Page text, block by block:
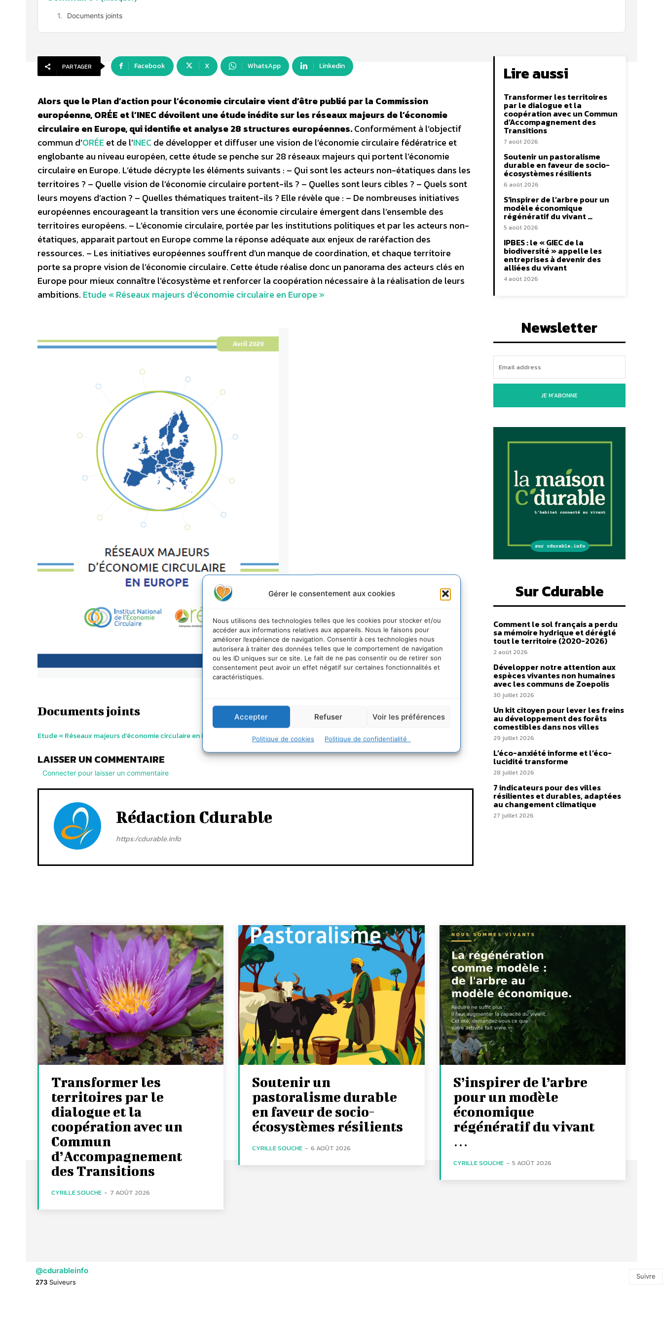
Gérer le consentement aux cookies
Nous utilisons des technologies telles que les cookies pour stocker et/ou
accéder aux informations relatives aux appareils. Nous le faisons pour
améliorer l’expérience de navigation. Consentir à ces technologies nous
autorisera à traiter des données telles que le comportement de navigation
ou les ID uniques sur ce site. Le fait de ne pas consentir ou de retirer son
consentement peut avoir un effet négatif sur certaines fonctionnalités et
caractéristiques.
Accepter Refuser Voir les préférences
Politique de cookies Politique de confidentialité
Documents joints
PARTAGER Facebook X WhatsApp Linkedin
Alors que le Plan d’action pour l’économie circulaire vient d’être publié par la Commission
européenne, ORÉE et l’INEC dévoilent une étude inédite sur les réseaux majeurs de l’économie
circulaire en Europe, qui identifie et analyse 28 structures européennes.Conformément à l’objectif
commun d’ORÉE et de l’INEC de développer et diffuser une vision de l’économie circulaire fédératrice et
englobante au niveau européen, cette étude se penche sur 28 réseaux majeurs qui portent l’économie
circulaire en Europe. L’étude décrypte les éléments suivants : – Qui sont les acteurs non-étatiques dans les
territoires ? – Quelle vision de l’économie circulaire portent-ils ? – Quelles sont leurs cibles ? – Quels sont
leurs moyens d’action ? – Quelles thématiques traitent-ils ? Elle révèle que : – De nombreuses initiatives
européennes encourageant la transition vers une économie circulaire émergent dans l’ensemble des
territoires européens. – L’économie circulaire, portée par les institutions politiques et par les acteurs non-
étatiques, apparait partout en Europe comme la réponse adéquate aux enjeux de raréfaction des
ressources. – Les initiatives européennes souffrent d’un manque de coordination, et chaque territoire
porte sa propre vision de l’économie circulaire. Cette étude réalise donc un panorama des acteurs clés en
Europe pour mieux connaître l’écosystème et renforcer la coopération nécessaire à la réalisation de leurs
ambitions. Etude « Réseaux majeurs d’économie circulaire en Europe »
Documents joints
Etude « Réseaux majeurs d’économie circulaire en Europe »
LAISSER UN COMMENTAIRE
Connecter pour laisser un commentaire
Rédaction Cdurable
https:/cdurable.info
Lire aussi
Transformer les territoires
par le dialogue et la
coopération avec un Commun
d’Accompagnement des
Transitions
7 août 2026
Soutenir un pastoralisme
durable en faveur de socio-
écosystèmes résilients
6 août 2026
S’inspirer de l’arbre pour un
modèle économique
régénératif du vivant …
5 août 2026
IPBES : le « GIEC de la
biodiversité » appelle les
entreprises à devenir des
alliées du vivant
4 août 2026
Newsletter
JE M'ABONNE
Sur Cdurable
Comment le sol français a perdu
sa mémoire hydrique et déréglé
tout le territoire (2020-2026)
2 août 2026
Développer notre attention aux
espèces vivantes non humaines
avec les communs de Zoepolis
30 juillet 2026
Un kit citoyen pour lever les freins
au développement des forêts
comestibles dans nos villes
29 juillet 2026
L’éco-anxiété informe et l’éco-
lucidité transforme
28 juillet 2026
7 indicateurs pour des villes
résilientes et durables, adaptées
au changement climatique
27 juillet 2026
Transformer les
territoires par le
dialogue et la
coopération avec un
Commun
d’Accompagnement
des Transitions
CYRILLE SOUCHE - 7 AOÛT 2026
Soutenir un
pastoralisme durable
en faveur de socio-
écosystèmes résilients
CYRILLE SOUCHE - 6 AOÛT 2026
S’inspirer de l’arbre
pour un modèle
économique
régénératif du vivant
…
CYRILLE SOUCHE - 5 AOÛT 2026
@cdurableinfo
273 Suiveurs
Suivre